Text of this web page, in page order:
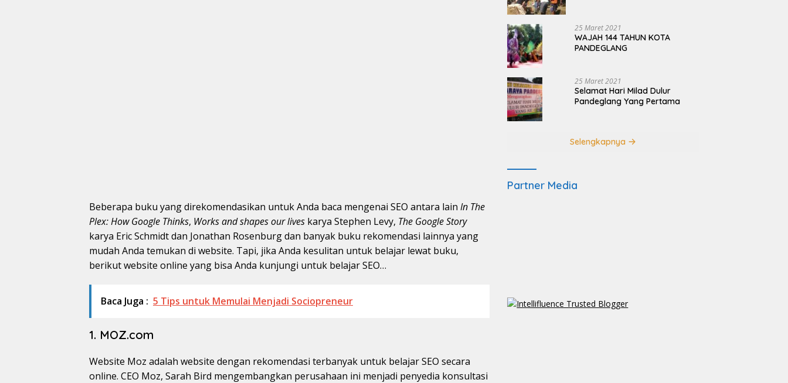
Beberapa buku yang direkomendasikan untuk Anda baca mengenai SEO antara lain In The
Plex: How Google Thinks, Works and shapes our lives karya Stephen Levy, The Google Story
karya Eric Schmidt dan Jonathan Rosenburg dan banyak buku rekomendasi lainnya yang
mudah Anda temukan di website. Tapi, jika Anda kesulitan untuk belajar lewat buku,
berikut website online yang bisa Anda kunjungi untuk belajar SEO…
Baca Juga : 5 Tips untuk Memulai Menjadi Sociopreneur
1. MOZ.com
Website Moz adalah website dengan rekomendasi terbanyak untuk belajar SEO secara
online. CEO Moz, Sarah Bird mengembangkan perusahaan ini menjadi penyedia konsultasi
25 Maret 2021
WAJAH 144 TAHUN KOTA
PANDEGLANG
25 Maret 2021
Selamat Hari Milad Dulur
Pandeglang Yang Pertama
Selengkapnya
Partner Media